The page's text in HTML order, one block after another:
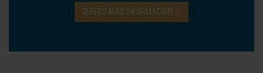
QUIERO MÁS INFORMACIÓN